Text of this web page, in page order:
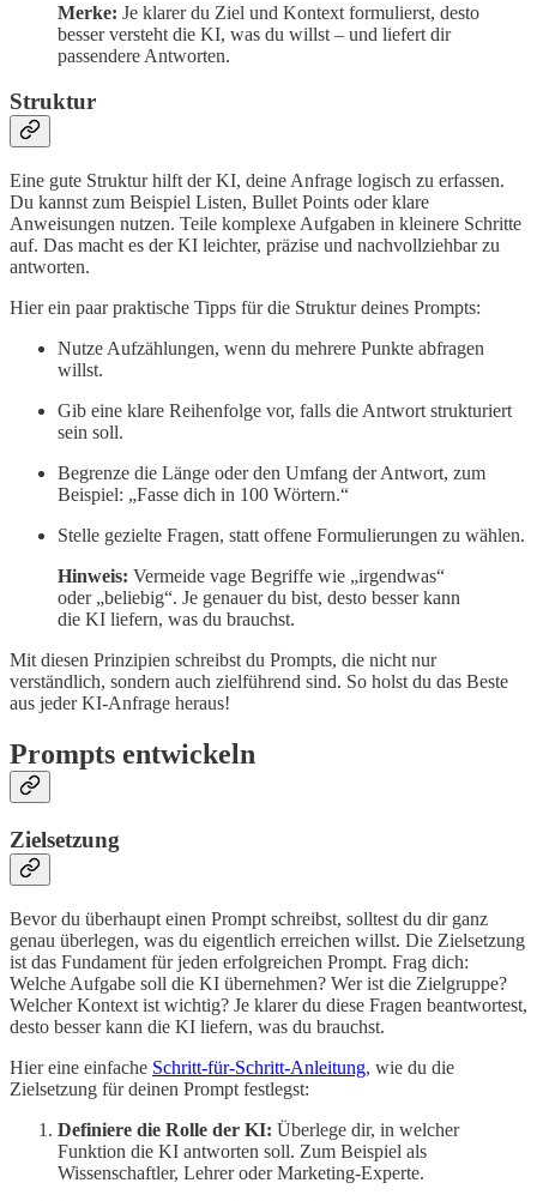
Merke: Je klarer du Ziel und Kontext formulierst, desto
besser versteht die KI, was du willst – und liefert dir
passendere Antworten.
Struktur
Eine gute Struktur hilft der KI, deine Anfrage logisch zu erfassen.
Du kannst zum Beispiel Listen, Bullet Points oder klare
Anweisungen nutzen. Teile komplexe Aufgaben in kleinere Schritte
auf. Das macht es der KI leichter, präzise und nachvollziehbar zu
antworten.
Hier ein paar praktische Tipps für die Struktur deines Prompts:
Nutze Aufzählungen, wenn du mehrere Punkte abfragen
willst.
Gib eine klare Reihenfolge vor, falls die Antwort strukturiert
sein soll.
Begrenze die Länge oder den Umfang der Antwort, zum
Beispiel: „Fasse dich in 100 Wörtern.“
Stelle gezielte Fragen, statt offene Formulierungen zu wählen.
Hinweis: Vermeide vage Begriffe wie „irgendwas“
oder „beliebig“. Je genauer du bist, desto besser kann
die KI liefern, was du brauchst.
Mit diesen Prinzipien schreibst du Prompts, die nicht nur
verständlich, sondern auch zielführend sind. So holst du das Beste
aus jeder KI-Anfrage heraus!
Prompts entwickeln
Zielsetzung
Bevor du überhaupt einen Prompt schreibst, solltest du dir ganz
genau überlegen, was du eigentlich erreichen willst. Die Zielsetzung
ist das Fundament für jeden erfolgreichen Prompt. Frag dich:
Welche Aufgabe soll die KI übernehmen? Wer ist die Zielgruppe?
Welcher Kontext ist wichtig? Je klarer du diese Fragen beantwortest,
desto besser kann die KI liefern, was du brauchst.
Hier eine einfache Schritt-für-Schritt-Anleitung, wie du die
Zielsetzung für deinen Prompt festlegst:
Definiere die Rolle der KI: Überlege dir, in welcher
Funktion die KI antworten soll. Zum Beispiel als
Wissenschaftler, Lehrer oder Marketing-Experte.